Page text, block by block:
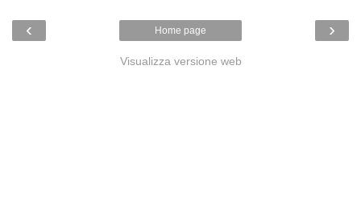
‹ ›
Home page
Visualizza versione web